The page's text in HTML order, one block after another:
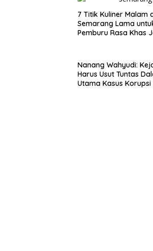
7 Titik Kuliner Malam
Semarang Lama
Pemburu Rasa Khas
Nanang Wahyudi:
Harus Usut Tuntas
Utama Kasus Korupsi